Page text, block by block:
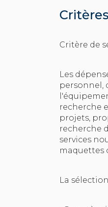
Critère de
Les
personnel,
recherche
projets,
recherche
services
maquettes
La